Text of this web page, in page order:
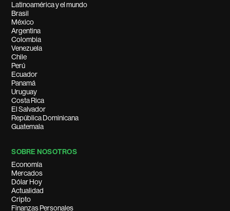
Latinoamérica y el mundo
Brasil
México
Argentina
Colombia
Venezuela
Chile
Perú
Ecuador
Panamá
Uruguay
Costa Rica
El Salvador
República Dominicana
Guatemala
SOBRE NOSOTROS
Economía
Mercados
Dólar Hoy
Actualidad
Cripto
Finanzas Personales